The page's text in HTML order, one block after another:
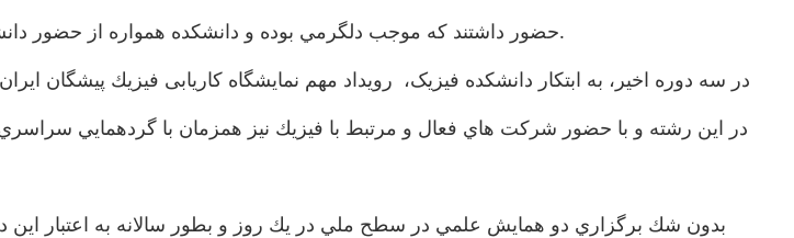
حضور داشتند كه موجب دلگرمي بوده و دانشكده همواره از حضور دانشجويان در همايش هاي علمي در اين دانشكده حمايت كرده و آن را تشويق مي كند.
در سه دوره اخير، به ابتكار دانشكده فيزيک، رويداد مهم نمايشگاه كاريابی فيزيك پيشگان
بدون شك برگزاري دو همايش علمي در سطح ملي در يك روز و بطور سالانه به اعتبار اين